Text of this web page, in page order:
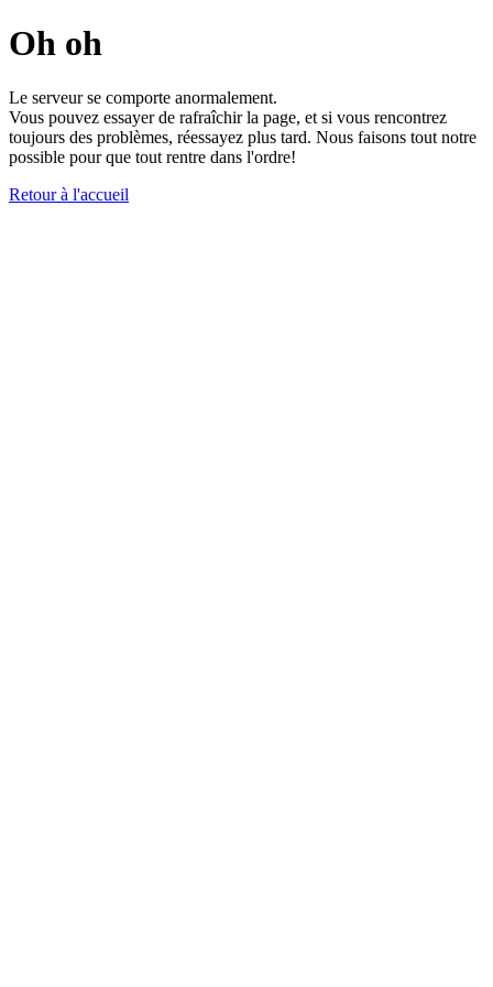
Oh oh
Le serveur se comporte anormalement.
Vous pouvez essayer de rafraîchir la page, et si vous rencontrez
toujours des problèmes, réessayez plus tard. Nous faisons tout notre
possible pour que tout rentre dans l'ordre!
Retour à l'accueil